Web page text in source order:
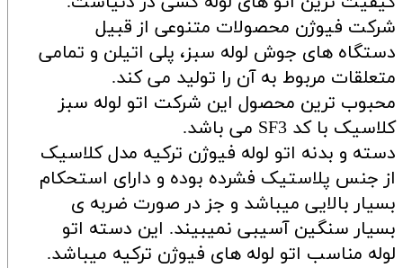
شرکت فیوژن محصولات متنوعی از قبیل
دستگاه های جوش لوله سبز، پلی اتیلن و تمامی
متعلقات مربوط به آن را تولید می کند.
محبوب ترین محصول این شرکت اتو لوله سبز
کلاسیک با کد SF3 می باشد.
دسته و بدنه اتو لوله فیوژن ترکیه مدل کلاسیک
از جنس پلاستیک فشرده بوده و دارای استحکام
بسیار بالایی میباشد و جز در صورت ضربه ی
بسیار سنگین آسیبی نمیبیند. این دسته اتو
لوله مناسب اتو لوله های فیوژن ترکیه میباشد.